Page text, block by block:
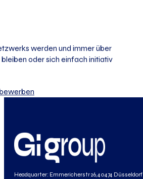
werden und immer über
oder sich einfach initiativ
Headquarter: Emmericherstr 26, 40474 Düsseldorf